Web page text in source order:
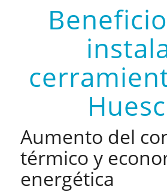
Aumento del
térmico y
energética